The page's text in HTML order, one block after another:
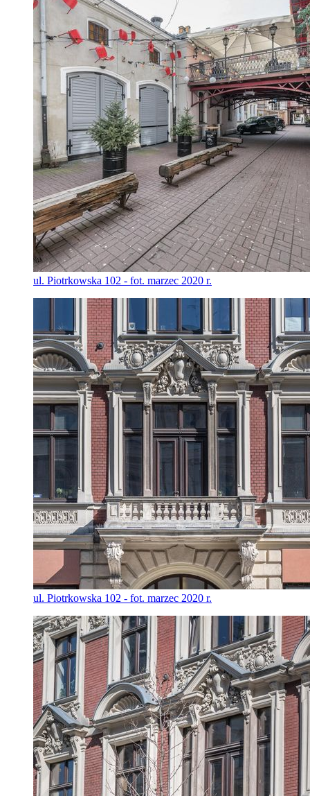
ul. Piotrkowska 102 - fot. marzec 2020 r.
ul. Piotrkowska 102 - fot. marzec 2020 r.